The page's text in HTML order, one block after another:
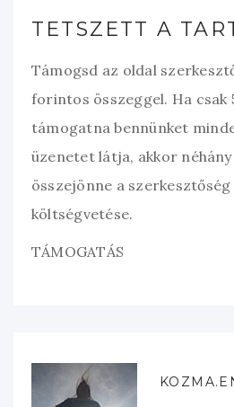
TETSZETT A
Támogsd az oldal
forintos összeggel. Ha
támogatna bennünket
üzenetet látja, akkor
összejönne a szerkesztőség
költségvetése.
TÁMOGATÁS